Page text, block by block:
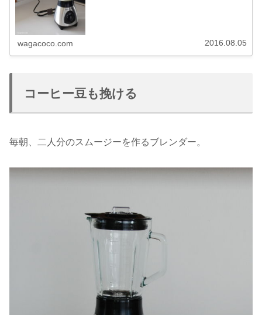
wagacoco.com 2016.08.05
コーヒー豆も挽ける
毎朝、二人分のスムージーを作るブレンダー。